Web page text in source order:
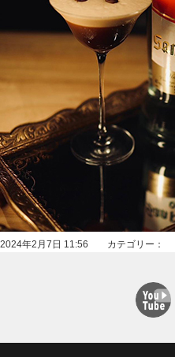
2024年2月7日 11:56 カテゴリー：